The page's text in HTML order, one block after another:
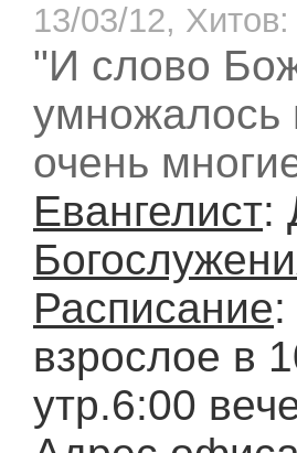
13/03/12, Хитов:
"И слово
умножалось
очень
Евангелист:
Расписание
взрослое в
утр.6:00